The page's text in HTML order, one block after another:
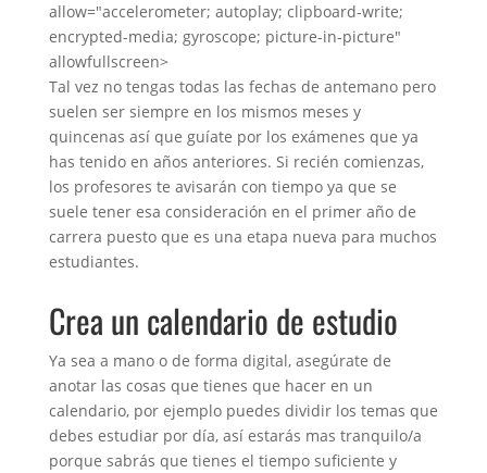
allow="accelerometer; autoplay; clipboard-write;
encrypted-media; gyroscope; picture-in-picture"
allowfullscreen>
Tal vez no tengas todas las fechas de antemano pero
suelen ser siempre en los mismos meses y
quincenas así que guíate por los exámenes que ya
has tenido en años anteriores. Si recién comienzas,
los profesores te avisarán con tiempo ya que se
suele tener esa consideración en el primer año de
carrera puesto que es una etapa nueva para muchos
estudiantes.
Crea un calendario de estudio
Ya sea a mano o de forma digital, asegúrate de
anotar las cosas que tienes que hacer en un
calendario, por ejemplo puedes dividir los temas que
debes estudiar por día, así estarás mas tranquilo/a
porque sabrás que tienes el tiempo suficiente y